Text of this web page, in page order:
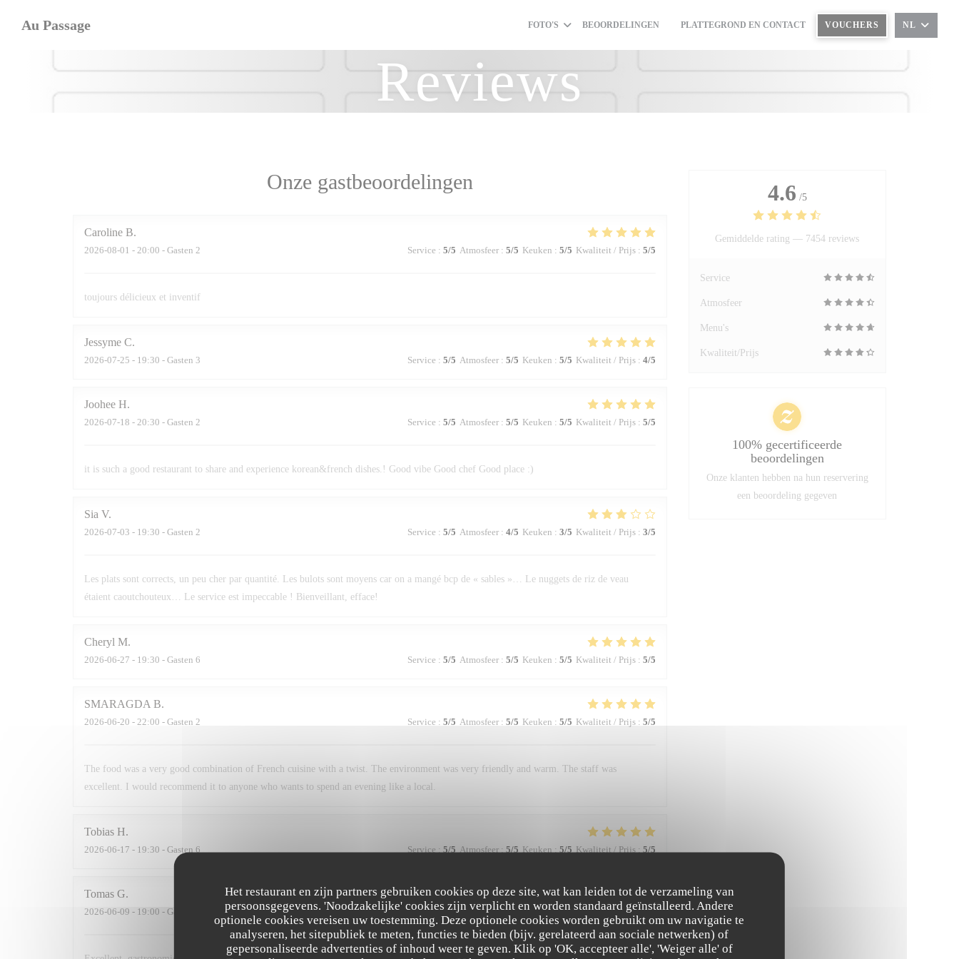
Het restaurant en zijn partners gebruiken cookies op deze site, wat kan leiden tot de verzameling van
persoonsgegevens. 'Noodzakelijke' cookies zijn verplicht en worden standaard geïnstalleerd. Andere
optionele cookies vereisen uw toestemming. Deze optionele cookies worden gebruikt om uw navigatie te
analyseren, het sitepubliek te meten, functies te bieden (bijv. gerelateerd aan sociale netwerken) of
gepersonaliseerde advertenties of inhoud weer te geven. Klik op 'OK, accepteer alle', 'Weiger alle' of
Au Passage FOTO'S BEOORDELINGEN PLATTEGROND EN CONTACT VOUCHERS NL
Reviews
Onze gastbeoordelingen
Caroline B
2026-08-01 - 20:00 - Gasten 2 Service : 5/5 Atmosfeer: 5/5 Keuken : 5/5 Kwaliteit / Prijs: 5/5
toujours délicieux et inventif
Jessyme C
2026-07-25 - 19:30 - Gasten 3 Service : 5/5 Atmosfeer: 5/5 Keuken : 5/5 Kwaliteit / Prijs: 4/5
Joohee H
2026-07-18 - 20:30 - Gasten 2 Service : 5/5 Atmosfeer: 5/5 Keuken : 5/5 Kwaliteit / Prijs: 5/5
it is such a good restaurant to share and experience korean&french dishes.! Good vibe Good chef Good place :)
Sia V
2026-07-03 - 19:30 - Gasten 2 Service : 5/5 Atmosfeer: 4/5 Keuken : 3/5 Kwaliteit / Prijs: 3/5
Les plats sont corrects, un peu cher par quantité. Les bulots sont moyens car on a mangé bcp de « sables »… Le nuggets de riz de veau
étaient caoutchouteux… Le service est impeccable ! Bienveillant, efface!
Cheryl M
2026-06-27 - 19:30 - Gasten 6 Service : 5/5 Atmosfeer: 5/5 Keuken : 5/5 Kwaliteit / Prijs: 5/5
SMARAGDA B
2026-06-20 - 22:00 - Gasten 2 Service : 5/5 Atmosfeer: 5/5 Keuken : 5/5 Kwaliteit / Prijs: 5/5
The food was a very good combination of French cuisine with a twist. The environment was very friendly and warm. The staff was
excellent. I would recommend it to anyone who wants to spend an evening like a local.
Tobias H
2026-06-17 - 19:30 - Gasten 6 Service: 5/5 Atmosfeer: 5/5 Keuken: 5/5 Kwaliteit / Prijs: 5/5
Tomas G
2026-06-09 - 19:00 - Gasten 2 Service: 5/5 Atmosfeer: 5/5 Keuken: 5/5 Kwaliteit / Prijs: 5/5
4.6 /5
Gemiddelde rating — 7454 reviews
Service
Atmosfeer
Menu's
Kwaliteit/Prijs
100% gecertificeerde
beoordelingen
Onze klanten hebben na hun reservering
een beoordeling gegeven